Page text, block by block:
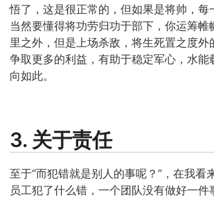
悟了，这是很正常的，但如果是将帅，每
当然要懂得将功劳归功于部下，你运筹帷
里之外，但是上场杀敌，将生死置之度外
争取更多的利益，有助于稳定军心，水能
向如此。
3. 关于责任
至于“而犯错就是别人的事呢？”，在我看
员工犯了什么错，一个团队没有做好一件